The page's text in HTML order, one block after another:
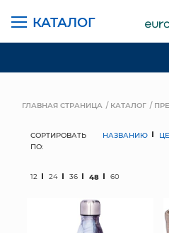
КАТАЛОГ
ГОРШКИ И
ГЛАВНАЯ СТРАНИЦА КАТАЛОГ
СОРТИРОВАТЬ
ПО:
НАЗВАНИЮ
12 24 36 48 60